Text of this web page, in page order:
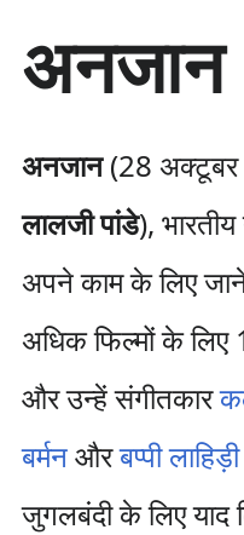
ग्री
एँ
अनजान
अनजान(28 अक्टूबर
लालजी पांडे),
अपने काम के लिए
अधिक फिल्मों के
और उन्हें संगीतकार
बर्मनऔरबप्पी लाहिड़ी
जुगलबंदी के लिए याद